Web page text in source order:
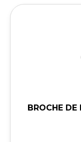
BROCHE DE